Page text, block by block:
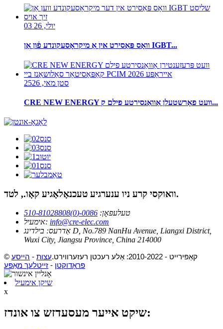
03 יולי, 26
וואָס פּאַסירט אין אַ מיקראָסעקונדע פֿון אַן IGBT...
25סטן מאי, 26
CRE NEW ENERGY וועט פאָרשטעלן אַוואַנסירטע פילם ק...
וואוקסי קרע ניו ענערגיע טעכנאָלאָגיע קאָו., לטד.
טעלעפאָן: 0086-(0)510-81028808
אימעיל: info@cre-elec.com
אַדרעס: בילדינג D, No.789 NanHu Avenue, Liangxi District,
Wuxi City, Jiangsu Province, China 214000
© קאַפּירייט - 2010-2022: אַלע רעכטן רעזערווירט.
עצות - הייסע
פּראָדוקטן - זייטלעך מאַפּע
שיקן אימעיל
x
שיקט אייער מעסעדזש צו אונדז: